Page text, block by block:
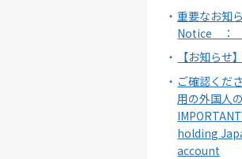
重要なお
Notice ：
【お知らせ
ご確認くだ
用の外国人
holding
account